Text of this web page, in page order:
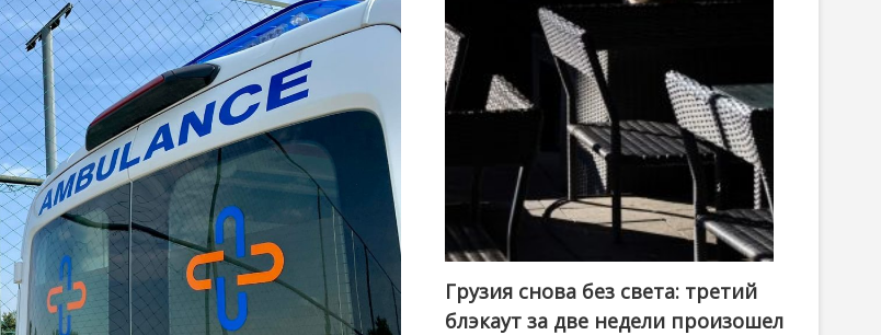
Грузия снова без света: третий
блэкаут за две недели произошел